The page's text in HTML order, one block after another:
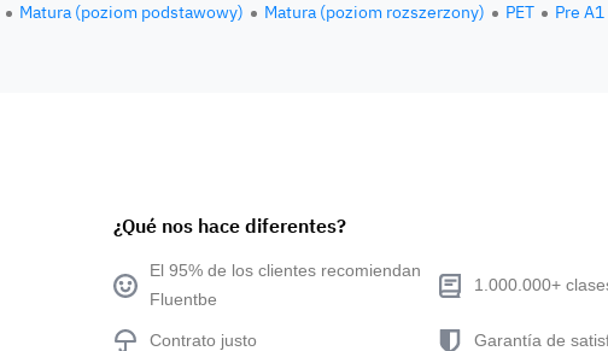
Matura (poziom podstawowy) Matura (poziom rozszerzony) PET
Pre
¿Qué nos hace diferentes?
El 95% de los clientes recomiendan
Fluentbe
1.000.000+
Contrato justo Garantía de